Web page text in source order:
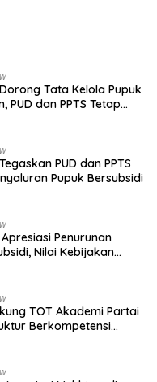
Tata Kelola Pupuk
PUD dan PPTS Tetap
PUD dan PPTS
Pupuk Bersubsidi
Penurunan
Nilai Kebijakan
TOT Akademi Partai
Berkompetensi